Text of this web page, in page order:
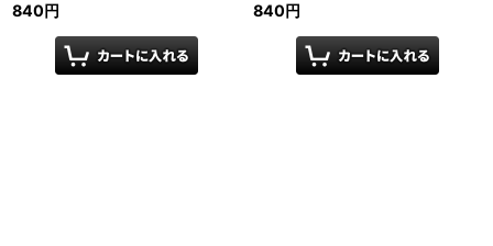
840円
840円